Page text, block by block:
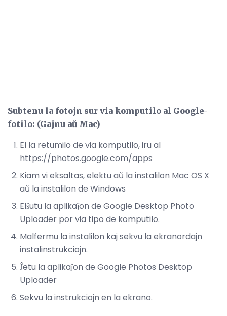
Subtenu la fotojn sur via komputilo al Google-
fotilo: (Gajnu aŭ Mac)
El la retumilo de via komputilo, iru al
https://photos.google.com/apps
Kiam vi eksaltas, elektu aŭ la instalilon Mac OS X
aŭ la instalilon de Windows
Elŝutu la aplikaĵon de Google Desktop Photo
Uploader por via tipo de komputilo.
Malfermu la instalilon kaj sekvu la ekranordajn
instalinstrukciojn.
Ĵetu la aplikaĵon de Google Photos Desktop
Uploader
Sekvu la instrukciojn en la ekrano.